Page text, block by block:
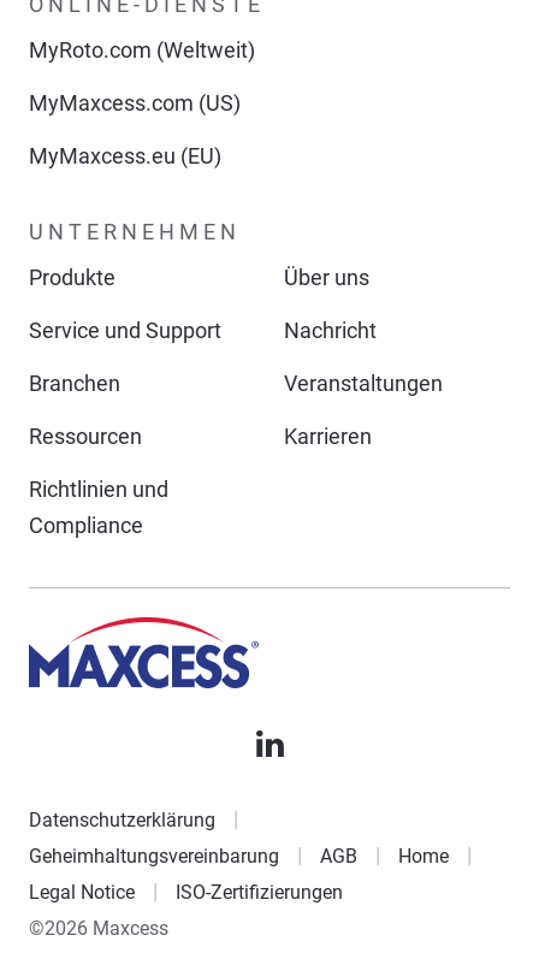
MyRoto.com (Weltweit)
MyMaxcess.com (US)
MyMaxcess.eu (EU)
UNTERNEHMEN
Produkte
Über uns
Service und Support Nachricht
Branchen Veranstaltungen
Ressourcen Karrieren
Richtlinien und
Compliance
Datenschutzerklärung
Geheimhaltungsvereinbarung
AGB
Home
Legal Notice
ISO-Zertifizierungen
©2026 Maxcess